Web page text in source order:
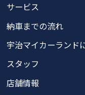
サービス
納車までの流れ
宇治マイカーランド
スタッフ
店舗情報